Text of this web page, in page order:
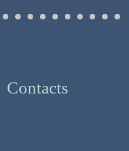
Contacts